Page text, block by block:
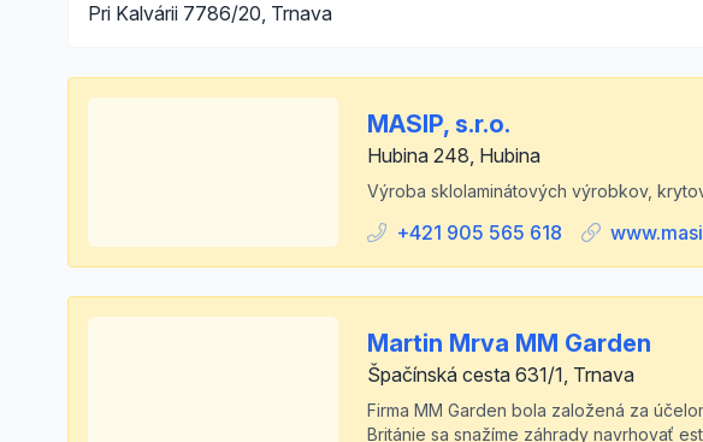
Pri Kalvárii 7786/20, Trnava
MASIP, s.r.o.
Hubina 248, Hubina
Výroba sklolaminátových výrobkov,
+421 905 565 618
Martin Mrva MM Garden
Špačínská cesta 631/1, Trnava
Firma MM Garden bola založená za
Británie sa snažíme záhrady navrhovať